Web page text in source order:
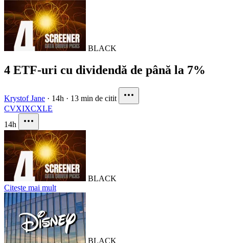
BLACK
4 ETF-uri cu dividendă de până la 7%
Krystof Jane · 14h · 13 min de citit
CVXIXCXLE
14h
BLACK
Citește mai mult
BLACK